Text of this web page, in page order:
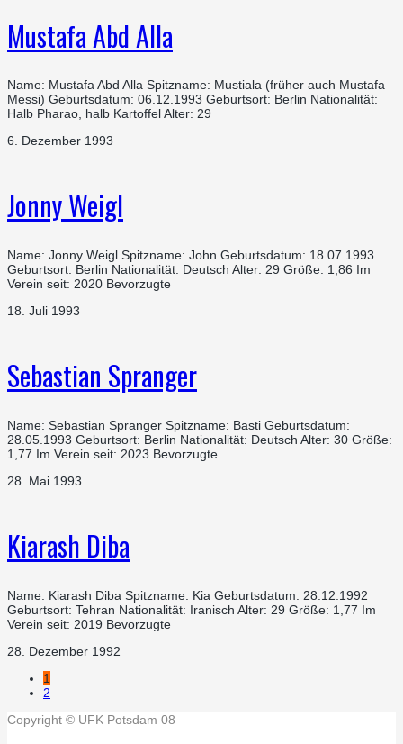
Mustafa Abd Alla
Name: Mustafa Abd Alla Spitzname: Mustiala (früher auch Mustafa
Messi) Geburtsdatum: 06.12.1993 Geburtsort: Berlin Nationalität:
Halb Pharao, halb Kartoffel Alter: 29
6. Dezember 1993
Jonny Weigl
Name: Jonny Weigl Spitzname: John Geburtsdatum: 18.07.1993
Geburtsort: Berlin Nationalität: Deutsch Alter: 29 Größe: 1,86 Im
Verein seit: 2020 Bevorzugte
18. Juli 1993
Sebastian Spranger
Name: Sebastian Spranger Spitzname: Basti Geburtsdatum:
28.05.1993 Geburtsort: Berlin Nationalität: Deutsch Alter: 30 Größe:
1,77 Im Verein seit: 2023 Bevorzugte
28. Mai 1993
Kiarash Diba
Name: Kiarash Diba Spitzname: Kia Geburtsdatum: 28.12.1992
Geburtsort: Tehran Nationalität: Iranisch Alter: 29 Größe: 1,77 Im
Verein seit: 2019 Bevorzugte
28. Dezember 1992
1
2
Copyright © UFK Potsdam 08